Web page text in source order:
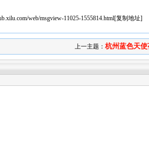
web/msgview-11025-1555814.html[复制地址]
上一主题： 杭州蓝色天